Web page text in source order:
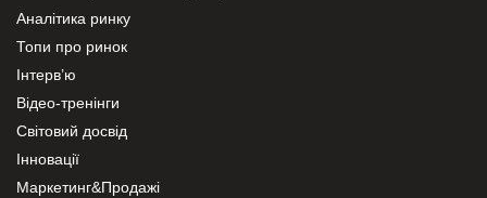
Аналітика ринку
Топи про ринок
Інтерв’ю
Відео-тренінги
Світовий досвід
Інновації
Маркетинг&Продажі